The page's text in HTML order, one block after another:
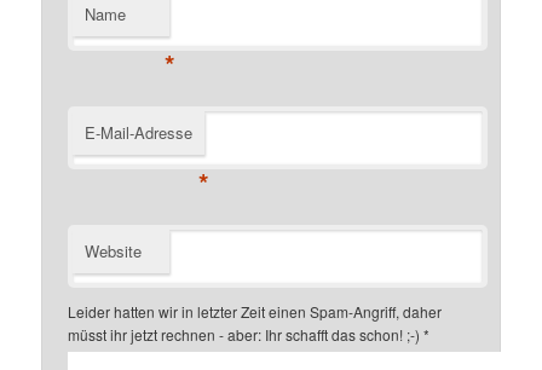
Name
*
E-Mail-Adresse
*
Website
Leider hatten wir in letzter Zeit einen Spam-Angriff, daher
müsst ihr jetzt rechnen - aber: Ihr schafft das schon! ;-) *